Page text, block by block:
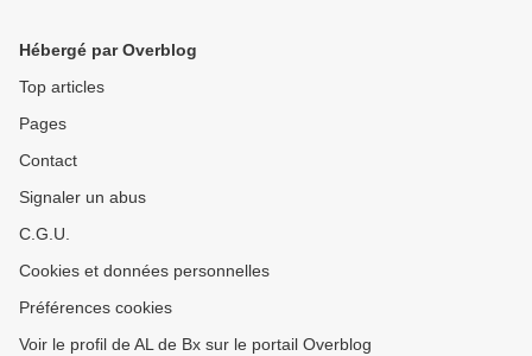
Hébergé par Overblog
Top articles
Pages
Contact
Signaler un abus
C.G.U.
Cookies et données personnelles
Préférences cookies
Voir le profil de AL de Bx sur le portail Overblog